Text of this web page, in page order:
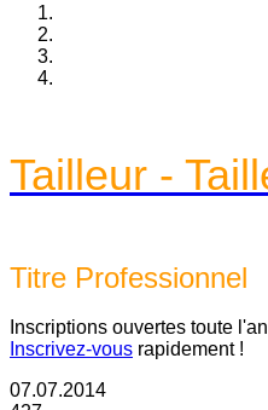
Tailleur -
Titre Professionnel
Inscriptions ouvertes toute
Inscrivez-vous rapidement !
07.07.2014